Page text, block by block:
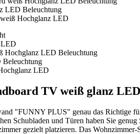
TV weiß glanz
"FUNNY PLUS" genau das Richtige
Schubladen und Türen haben Sie
gezielt platzieren. Das